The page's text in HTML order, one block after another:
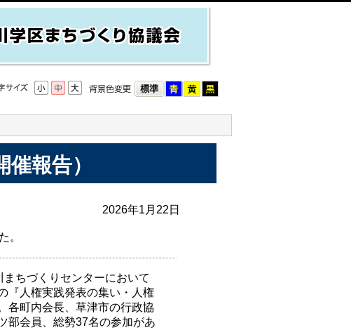
報告）
2026年1月22日
。
まちづくりセンターにおいて
『人権実践発表の集い・人権
各町内会長、草津市の行政協
部会員、総勢37名の参加があ